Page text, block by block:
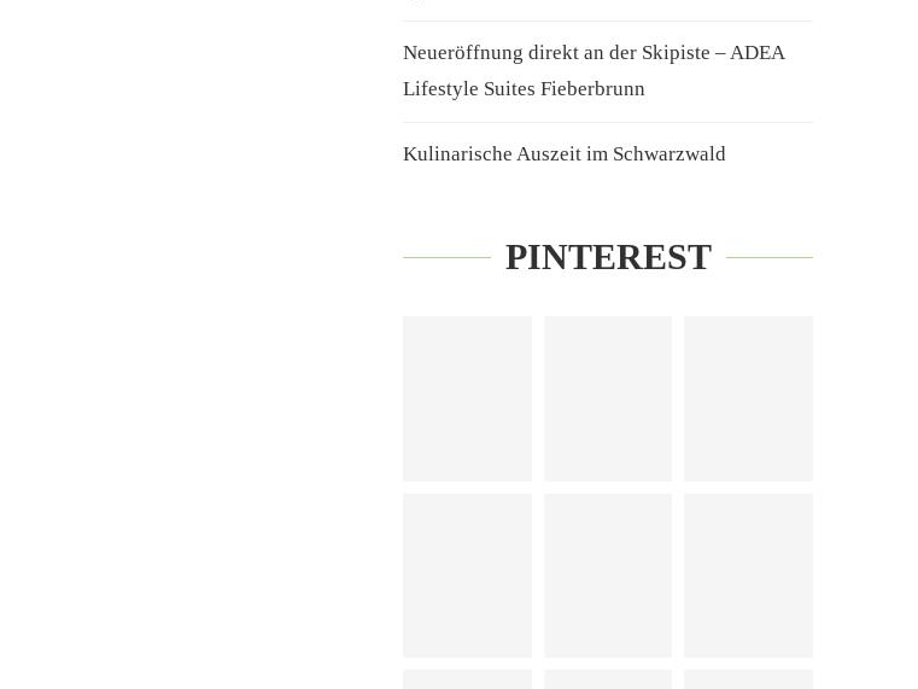
Neueröffnung direkt an der Skipiste – ADEA
Lifestyle Suites Fieberbrunn
Kulinarische Auszeit im Schwarzwald
PINTEREST